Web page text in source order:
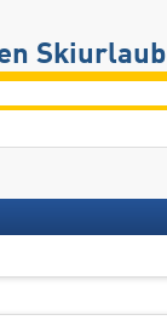
Skiurlaub